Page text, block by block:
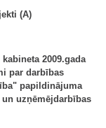
(A)
2009.gada
par darbības
papildinājuma
uzņēmējdarbības